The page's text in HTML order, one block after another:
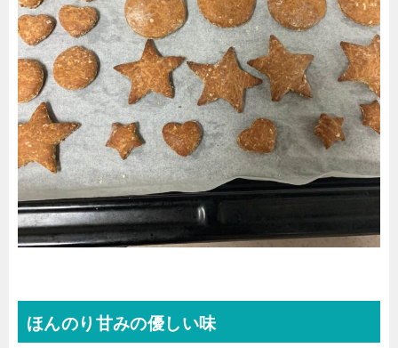
ほんのり甘みの優しい味